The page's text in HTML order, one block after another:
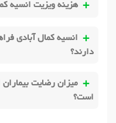
هزینه ویزیت انسیه
انسیه کمال آبادی
دارند؟
میزان رضایت بیماران
است؟